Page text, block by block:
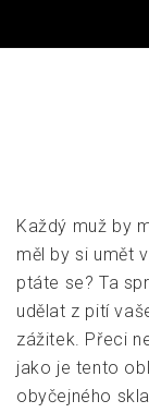
Každý muž by
měl by si umět
ptáte se? Ta
udělat z pití
zážitek. Přeci
jako je tento
obyčejného